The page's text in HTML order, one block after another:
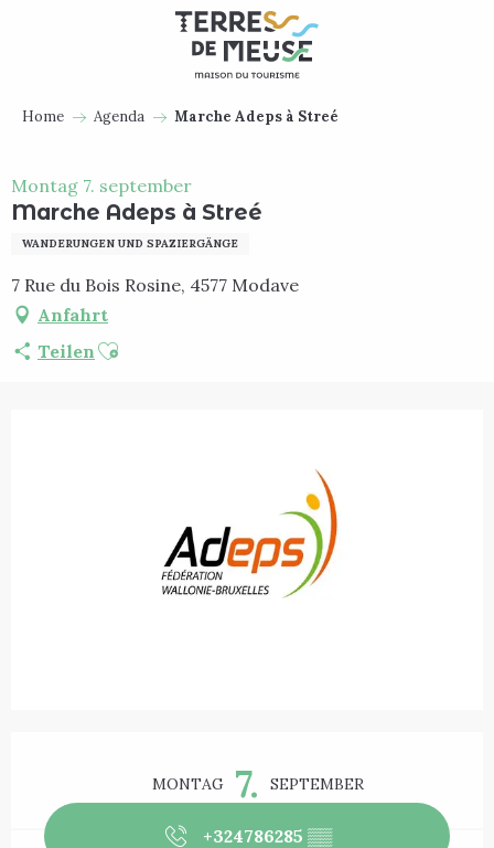
Home Agenda Marche Adeps à Streé
Montag 7. september
Marche Adeps à Streé
WANDERUNGEN UND SPAZIERGÄNGE
7 Rue du Bois Rosine, 4577 Modave
Anfahrt
Teilen Ajouter aux favoris
MONTAG 7. SEPTEMBER
+324786285 ▒▒